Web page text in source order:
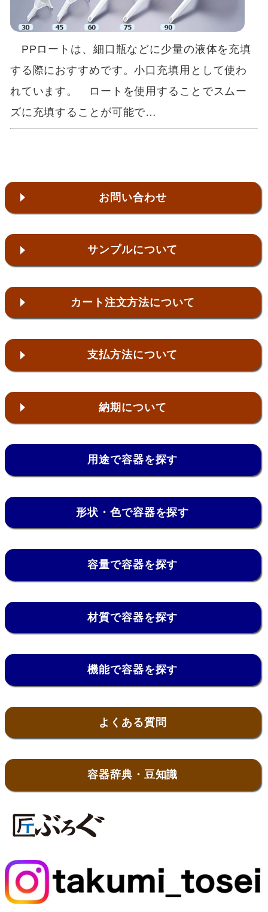
PPロートは、細口瓶などに少量の液体を充填
する際におすすめです。小口充填用として使わ
れています。 ロートを使用することでスムー
ズに充填することが可能で…
お問い合わせ
サンプルについて
カート注文方法について
支払方法について
納期について
用途で容器を探す
形状・色で容器を探す
容量で容器を探す
材質で容器を探す
機能で容器を探す
よくある質問
容器辞典・豆知識